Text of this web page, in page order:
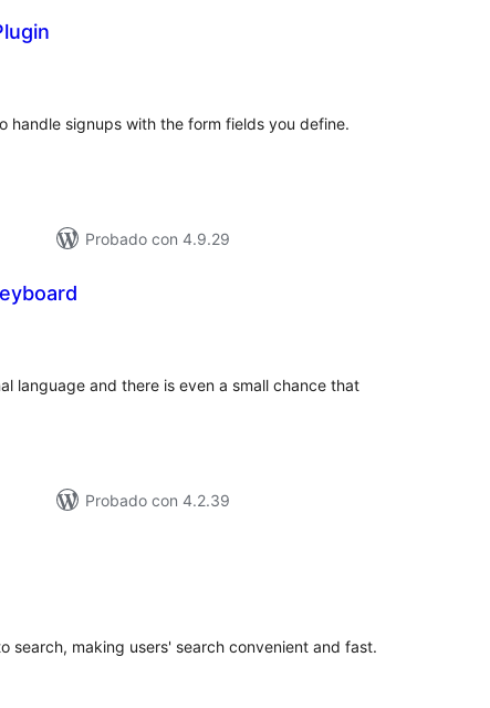
handle signups with the form fields you define.
Probado con 4.9.29
language and there is even a small chance that
Probado con 4.2.39
search, making users' search convenient and fast.